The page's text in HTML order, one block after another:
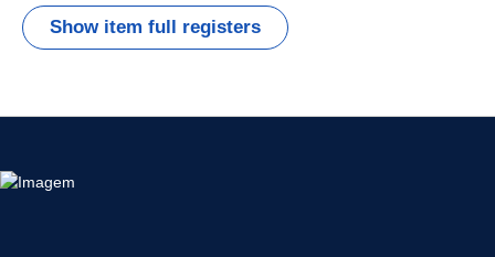
Show item full registers